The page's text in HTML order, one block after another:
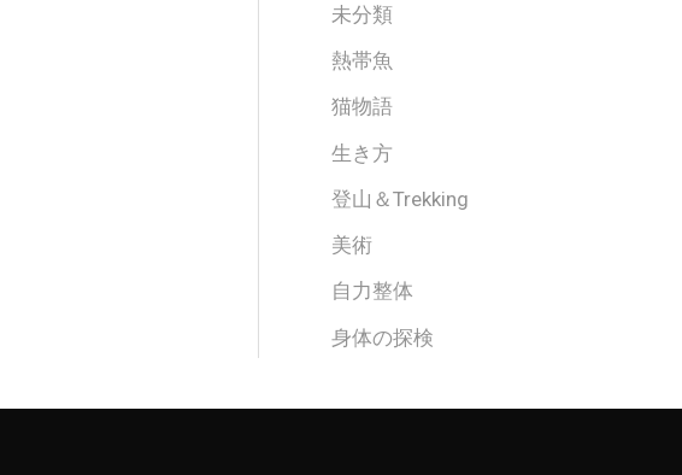
未分類
熱帯魚
猫物語
生き方
登山＆Trekking
美術
自力整体
身体の探検